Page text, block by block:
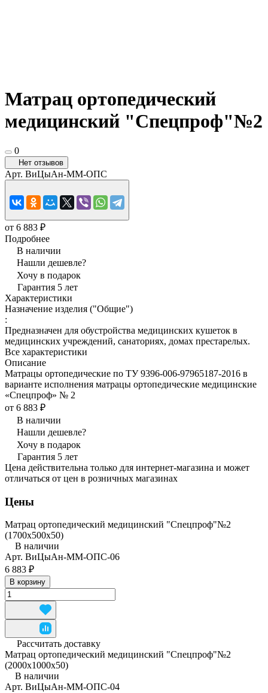
Матрац ортопедический
медицинский "Спецпроф"№2
0
Нет отзывов
Арт. ВиЦыАн-ММ-ОПС
от 6 883 ₽
Подробнее
В наличии
Нашли дешевле?
Хочу в подарок
Гарантия 5 лет
Характеристики
Назначение изделия ("Общие")
:
Предназначен для обустройства медицинских кушеток в
медицинских учреждений, санаториях, домах престарелых.
Все характеристики
Описание
Матрацы ортопедические по ТУ 9396-006-97965187-2016 в
варианте исполнения матрацы ортопедические медицинские
«Спецпроф» № 2
от 6 883 ₽
В наличии
Нашли дешевле?
Хочу в подарок
Гарантия 5 лет
Цена действительна только для интернет-магазина и может
отличаться от цен в розничных магазинах
Цены
Матрац ортопедический медицинский "Спецпроф"№2
(1700х500х50)
В наличии
Арт. ВиЦыАн-ММ-ОПС-06
6 883 ₽
В корзину
Рассчитать доставку
Матрац ортопедический медицинский "Спецпроф"№2
(2000х1000х50)
В наличии
Арт. ВиЦыАн-ММ-ОПС-04